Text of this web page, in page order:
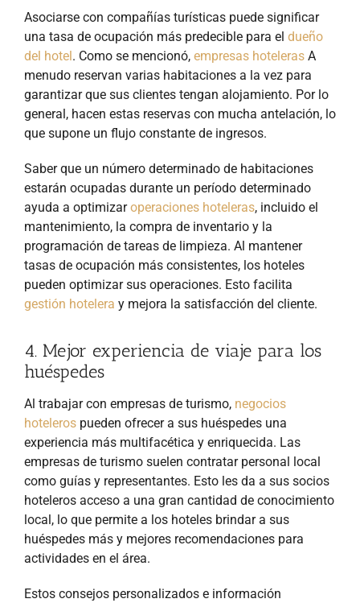
Asociarse con compañías turísticas puede significar
una tasa de ocupación más predecible para el dueño
del hotel. Como se mencionó, empresas hoteleras A
menudo reservan varias habitaciones a la vez para
garantizar que sus clientes tengan alojamiento. Por lo
general, hacen estas reservas con mucha antelación, lo
que supone un flujo constante de ingresos.
Saber que un número determinado de habitaciones
estarán ocupadas durante un período determinado
ayuda a optimizaroperaciones hoteleras, incluido el
mantenimiento, la compra de inventario y la
programación de tareas de limpieza. Al mantener
tasas de ocupación más consistentes, los hoteles
pueden optimizar sus operaciones. Esto facilita
gestión hotelera y mejora la satisfacción del cliente.
4. Mejor experiencia de viaje para los
huéspedes
Al trabajar con empresas de turismo, negocios
hoteleros pueden ofrecer a sus huéspedes una
experiencia más multifacética y enriquecida. Las
empresas de turismo suelen contratar personal local
como guías y representantes. Esto les da a sus socios
hoteleros acceso a una gran cantidad de conocimiento
local, lo que permite a los hoteles brindar a sus
huéspedes más y mejores recomendaciones para
actividades en el área.
Estos consejos personalizados e información